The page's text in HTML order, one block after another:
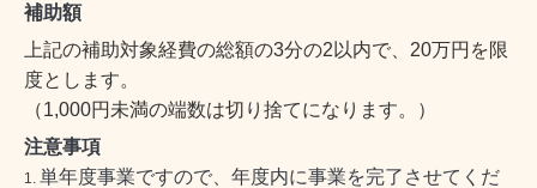
補助額
上記の補助対象経費の総額の3分の2以内で、20万円を限
度とします。
（1,000円未満の端数は切り捨てになります。）
注意事項
単年度事業ですので、年度内に事業を完了させてくだ